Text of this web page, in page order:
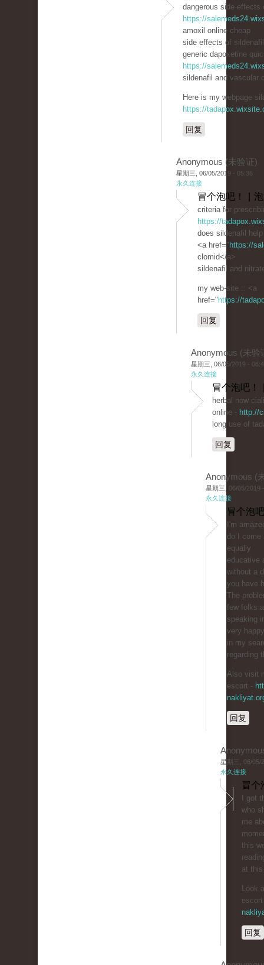
dangerous side effects
https://
amoxil online cheap
side effects of
generic dapoxetine
https://
sildenafil and vascular
Here is my webpage
https://
回复
Anonymous (未验证)
星期三, 06/05/2019 - 05:36
永久连接
冒个泡吧！ |
criteria for
https://
does sildenafil
<a href=" https://
clomid</a>
sildenafil and
my web-site :: <a
href=" https://
回复
Anonymous (未验
星期三, 06/05/2019 -
永久连接
冒个泡吧！
herbal now
online - http://
long use of
回复
Anonymous (
星期三, 06/05/2019
永久连接
冒个泡
I'm
do I come
equally
educative
without a
you have
The
few folks
speaking
very
in my
regarding
Also visit
escort -
回复
星期三, 06/05/
永久连接
冒个
I got
who
me
this
at
Look
回复